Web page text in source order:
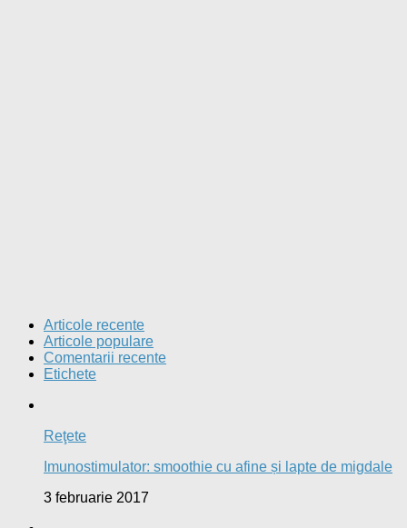
Articole recente
Articole populare
Comentarii recente
Etichete
Reţete
Imunostimulator: smoothie cu afine și lapte de migdale
3 februarie 2017